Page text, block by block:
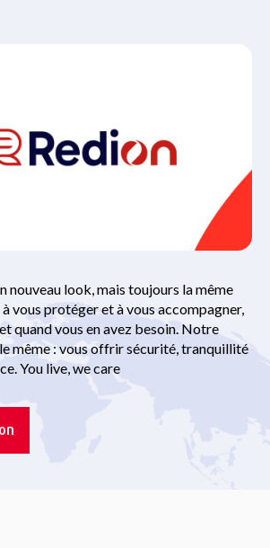
nouveau look, mais toujours la même
vous protéger et à vous accompagner,
quand vous en avez besoin. Notre
même : vous offrir sécurité, tranquillité
You live, we care